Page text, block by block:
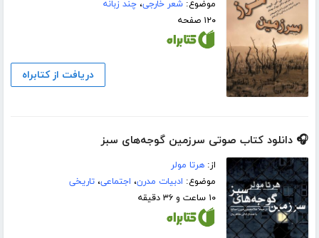
موضوع:شعر خارجی،چند زبانه
۱۲۰ صفحه
دریافت از کتابراه
🎧 دانلود کتاب صوتی سرزمین گوجه‌های سبز
از:هرتا مولر
موضوع: ادبیات مدرن، اجتماعی،تاریخی
۱۰ ساعت و ۳۶ دقیقه